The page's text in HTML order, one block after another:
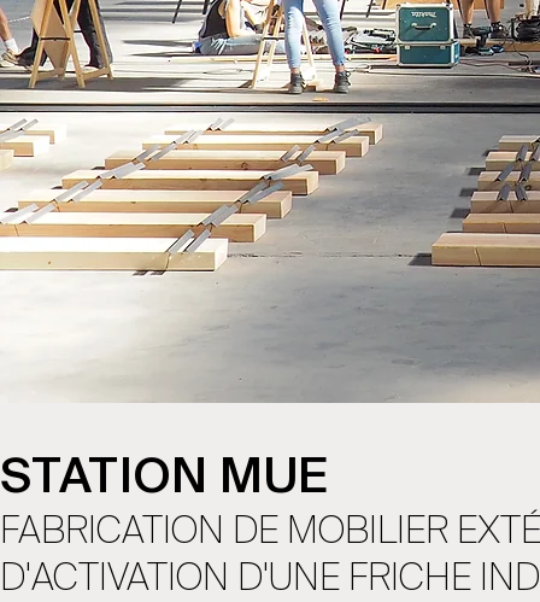
STATION MUE
FABRICATION DE MOBILIER
D'ACTIVATION D'UNE FRICHE